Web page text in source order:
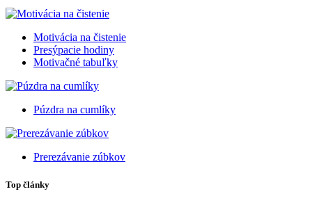
Motivácia na čistenie
Presýpacie hodiny
Motivačné tabuľky
Púzdra na cumlíky
Prerezávanie zúbkov
Top články